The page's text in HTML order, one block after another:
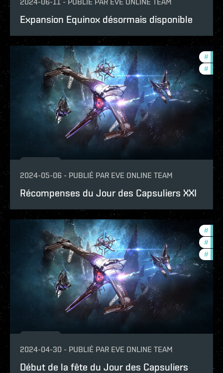
Expansion Equinox désormais disponible
# in-
#
2024-05-06 - PUBLIÉ PAR EVE ONLINE TEAM
Récompenses du Jour des Capsuliers XXI
# in-
#
#
2024-04-30 - PUBLIÉ PAR EVE ONLINE TEAM
Début de la fête du Jour des Capsuliers